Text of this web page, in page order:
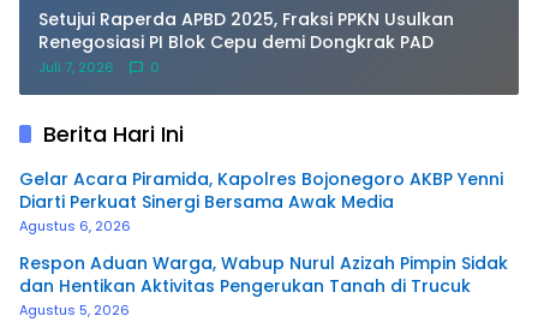
Setujui Raperda APBD 2025, Fraksi PPKN Usulkan
Renegosiasi PI Blok Cepu demi Dongkrak PAD
Juli 7, 2026 0
Berita Hari Ini
Gelar Acara Piramida, Kapolres Bojonegoro AKBP Yenni
Diarti Perkuat Sinergi Bersama Awak Media
Agustus 6, 2026
Respon Aduan Warga, Wabup Nurul Azizah Pimpin Sidak
dan Hentikan Aktivitas Pengerukan Tanah di Trucuk
Agustus 5, 2026